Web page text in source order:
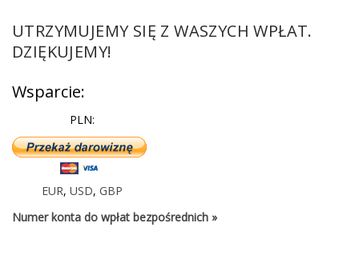
UTRZYMUJEMY SIĘ Z WASZYCH WPŁAT.
DZIĘKUJEMY!
Wsparcie:
PLN:
EUR, USD, GBP
Numer konta do wpłat bezpośrednich »